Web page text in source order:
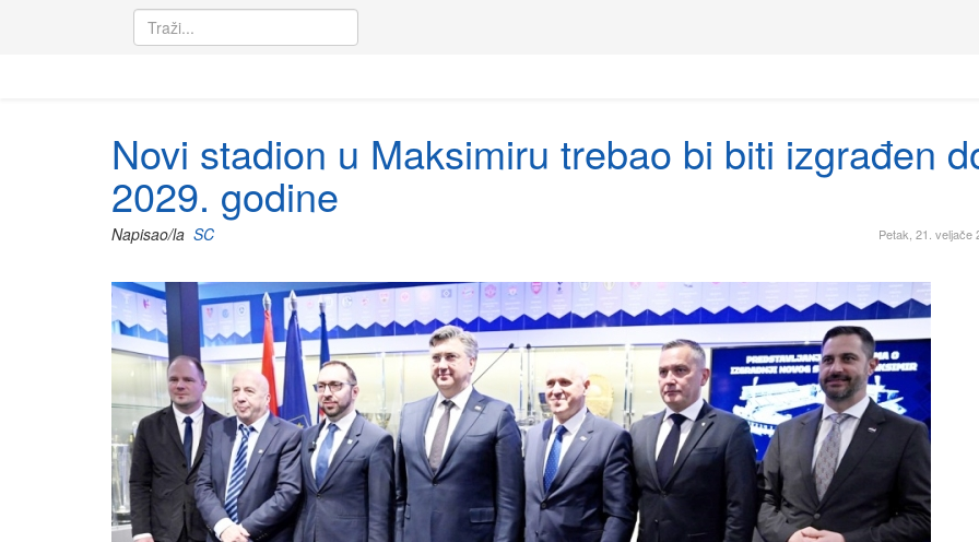
Novi stadion u Maksimiru trebao bi biti izgrađen
2029. godine
Petak, 21. veljače
Napisao/la SC